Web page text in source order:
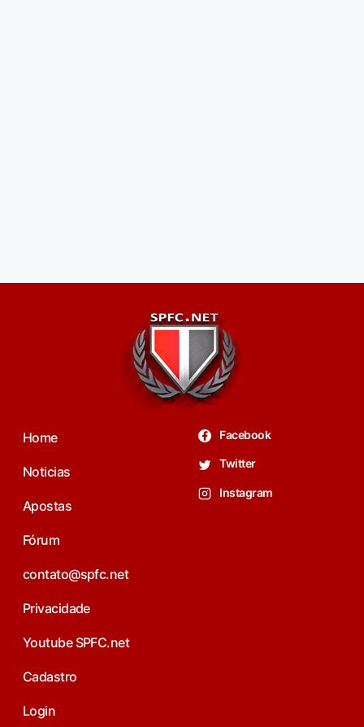
Home
Noticias
Apostas
Fórum
contato@spfc.net
Privacidade
Youtube SPFC.net
Cadastro
Login
Facebook
Twitter
Instagram